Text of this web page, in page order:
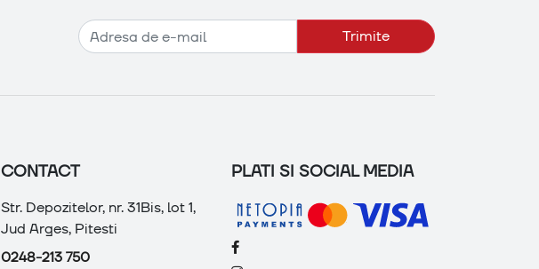
Adresa de e-mail Trimite
CONTACT
Str. Depozitelor, nr. 31Bis, lot 1,
Jud Arges, Pitesti
0248-213 750
PLATI SI SOCIAL MEDIA